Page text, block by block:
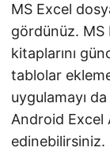
MS Excel
gördünüz. MS
kitaplarını
tablolar
uygulamayı
Android Excel